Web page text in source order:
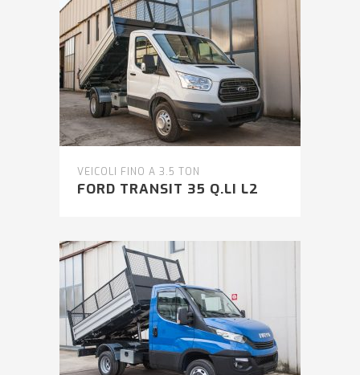
VEICOLI FINO A 3.5 TON
FORD TRANSIT 35 Q.LI L2